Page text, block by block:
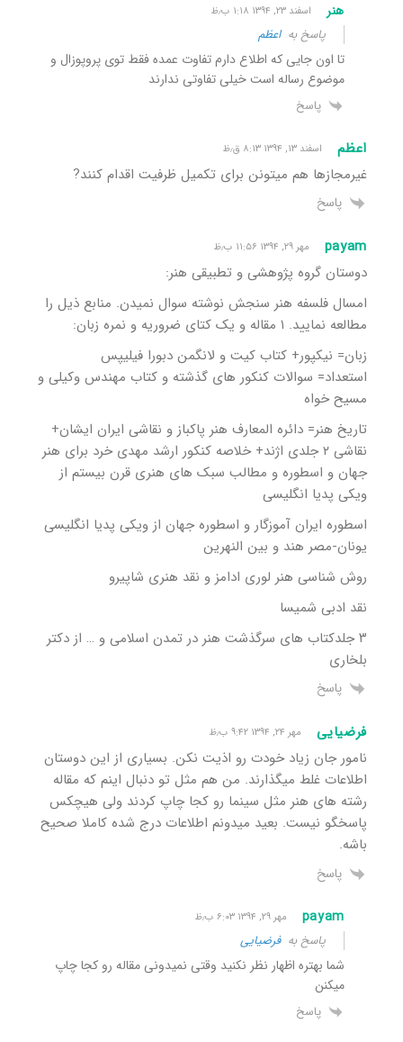
هنر اسفند ۲۳, ۱۳۹۴ ۱:۱۸ ب٫ظ
پاسخ بهاعظم
تا اون جایی که اطلاع دارم تفاوت عمده فقط توی پروپوزال و
موضوع رساله است خیلی تفاوتی ندارند
پاسخ
اعظم اسفند ۱۳, ۱۳۹۴ ۸:۱۳ ق٫ظ
غیرمجازها هم میتونن برای تکمیل ظرفیت اقدام کنند?
پاسخ
payam مهر ۲۹, ۱۳۹۴ ۱۱:۵۶ ب٫ظ
دوستان گروه پژوهشی و تطبیقی هنر:
امسال فلسفه هنر سنجش نوشته سوال نمیدن. منابع ذیل را
مطالعه نمایید. ۱ مقاله و یک کتای ضروریه و نمره زبان:
زبان= نیکپور+ کتاب کیت و لانگمن دبورا فیلیپس
استعداد= سوالات کنکور های گذشته و کتاب مهندس وکیلی و
مسیح خواه
تاریخ هنر= دائره المعارف هنر پاکباز و نقاشی ایران ایشان+
نقاشی ۲ جلدی اژند+ خلاصه کنکور ارشد مهدی خرد برای هنر
جهان و اسطوره و مطالب سبک های هنری قرن بیستم از
ویکی پدیا انگلیسی
اسطوره ایران آموزگار و اسطوره جهان از ویکی پدیا انگلیسی
یونان-مصر هند و بین النهرین
روش شناسی هنر لوری ادامز و نقد هنری شاپیرو
نقد ادبی شمیسا
۳ جلدکتاب های سرگذشت هنر در تمدن اسلامی و … از دکتر
بلخاری
پاسخ
فرضیایی مهر ۲۴, ۱۳۹۴ ۹:۴۲ ب٫ظ
نامور جان زیاد خودت رو اذیت نکن. بسیاری از این دوستان
اطلاعات غلط میگذارند. من هم مثل تو دنبال اینم که مقاله
رشته های هنر مثل سینما رو کجا چاپ کردند ولی هیچکس
پاسخگو نیست. بعید میدونم اطلاعات درج شده کاملا صحیح
باشه.
پاسخ
payam مهر ۲۹, ۱۳۹۴ ۶:۰۳ ب٫ظ
پاسخ بهفرضیایی
شما بهتره اظهار نظر نکنید وقتی نمیدونی مقاله رو کجا چاپ
میکنن
پاسخ